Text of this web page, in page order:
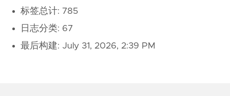
标签总计: 785
日志分类: 67
最后构建: July 31, 2026, 2:39 PM